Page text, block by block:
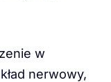
w
nerwowy,